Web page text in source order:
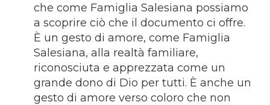
che come Famiglia Salesiana possiamo
a scoprire ciò che il documento ci offre.
È un gesto di amore, come Famiglia
Salesiana, alla realtà familiare,
riconosciuta e apprezzata come un
grande dono di Dio per tutti. È anche un
gesto di amore verso coloro che non